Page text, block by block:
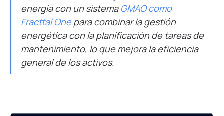
energía con un sistema GMAO como
Fracttal Onepara combinar la gestión
energética con la planificación de tareas de
mantenimiento, lo que mejora la eficiencia
general de los activos.